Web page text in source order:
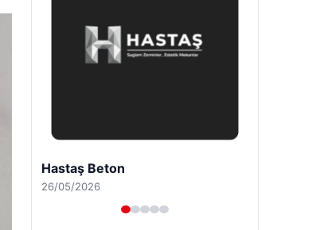
Enes Kaplan Avukatlık Bürosu
28/04/2026